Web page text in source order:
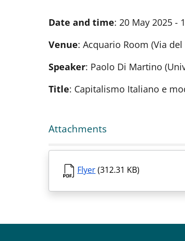
Date and time: 20 May 2025 -
Venue: Acquario Room (Via
Speaker: Paolo Di Martino
Title: Capitalismo Italiano e
Attachments
Flyer(312.31 KB)